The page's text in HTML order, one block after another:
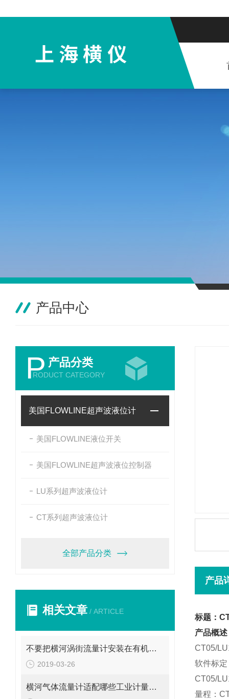
产品中心
P 产品分类
RODUCT CATEGORY
美国FLOWLINE超声波液位计
美国FLOWLINE液位开关
美国FLOWLINE超声波液位控制器
LU系列超声波液位计
CT系列超声波液位计
全部产品分类
相关文章 / ARTICLE
不要把横河涡街流量计安装在有机械振动的地方
2019-03-26
横河气体流量计适配哪些工业计量场景？
产品
标题：
产品概述
CT05/
软件标
CT05/
量程：